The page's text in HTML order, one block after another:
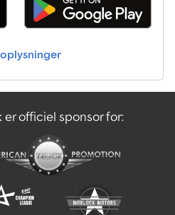
generelle leverings- og
udarbejder gerne et
officiel sponsor for: